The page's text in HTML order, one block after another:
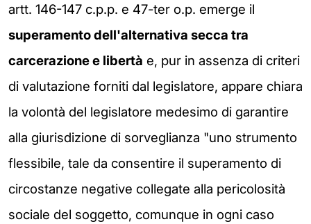
artt. 146-147 c.p.p. e 47-ter o.p. emerge il
superamento dell'alternativa secca tra
carcerazione e libertà e, pur in assenza di criteri
di valutazione forniti dal legislatore, appare chiara
la volontà del legislatore medesimo di garantire
alla giurisdizione di sorveglianza "uno strumento
flessibile, tale da consentire il superamento di
circostanze negative collegate alla pericolosità
sociale del soggetto, comunque in ogni caso